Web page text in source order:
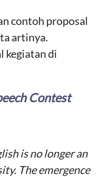
contoh proposal
artinya.
kegiatan di
Contest
is no longer an
The emergence